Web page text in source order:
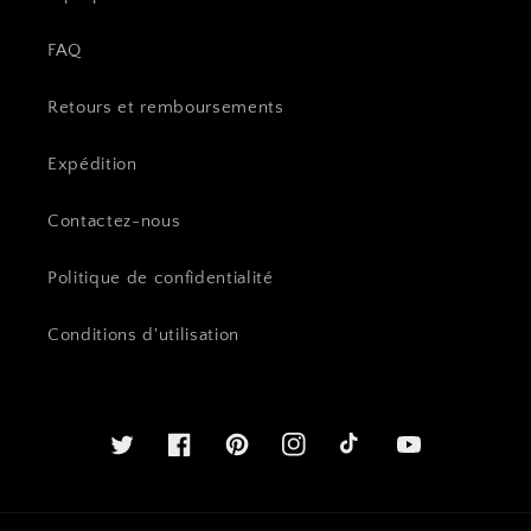
FAQ
Retours et remboursements
Expédition
Contactez-nous
Politique de confidentialité
Conditions d'utilisation
Twitter FacebookPinterestInstagram Youtube